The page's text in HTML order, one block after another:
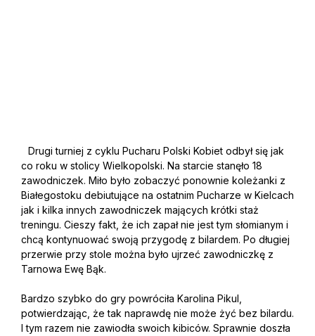
Drugi turniej z cyklu Pucharu Polski Kobiet odbył się jak
co roku w stolicy Wielkopolski. Na starcie stanęło 18
zawodniczek. Miło było zobaczyć ponownie koleżanki z
Białegostoku debiutujące na ostatnim Pucharze w Kielcach
jak i kilka innych zawodniczek mających krótki staż
treningu. Cieszy fakt, że ich zapał nie jest tym słomianym i
chcą kontynuować swoją przygodę z bilardem. Po długiej
przerwie przy stole można było ujrzeć zawodniczkę z
Tarnowa Ewę Bąk.
Bardzo szybko do gry powróciła Karolina Pikul,
potwierdzając, że tak naprawdę nie może żyć bez bilardu.
I tym razem nie zawiodła swoich kibiców. Sprawnie doszła